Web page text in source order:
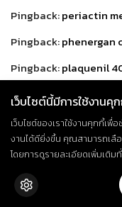
Pingback:periactin
Pingback:phenergan
Pingback:plaquenil
Pingback:
Pingback:prevacid 15
Pingback: prilosec
Pingback:
proair
prescription
เว็บไซต์นี้มีการใช้งานคุ
เว็บไซต์ของเราใช้งานคุกกี้เพื่
งานได้ดียิ่งขึ้น คุณสามารถเลื
โดยการดูรายละเอียดเพิ่มเติม